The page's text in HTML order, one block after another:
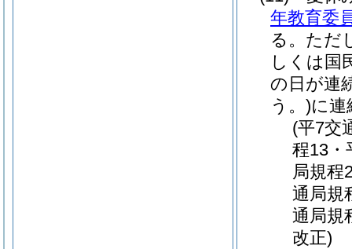
年教育委
る。 ただ
しくは国
の日が連
う。)に
(平7交
程13・
局規程
通局規
通局規
改正)